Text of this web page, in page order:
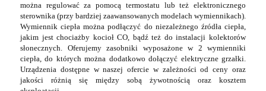
można regulować za pomocą termostatu lub też elektronicznego
sterownika (przy bardziej zaawansowanych modelach wymiennikach).
Wymiennik ciepła można podłączyć do niezależnego źródła ciepła,
jakim jest chociażby kocioł CO, bądź też do instalacji kolektorów
słonecznych. Oferujemy zasobniki wyposażone w 2 wymienniki
ciepła, do których można dodatkowo dołączyć elektryczne grzałki.
Urządzenia dostępne w naszej ofercie w zależności od ceny oraz
jakości różnią się między sobą żywotnością oraz kosztem